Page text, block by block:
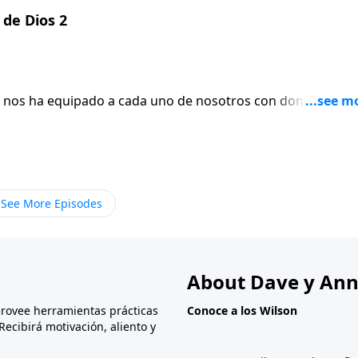
Dios 2
ha equipado a cada uno de nosotros con dones
Rainey anima a los oyentes a zambullirse en el juego
de sermones. No la guardaste.
See More Episodes
herramientas prácticas
motivación, aliento y
About Dave y
Conoce a los Wilson